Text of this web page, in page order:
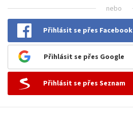
nebo
Přihlásit se přes Facebook
Přihlásit se přes Google
Přihlásit se přes Seznam